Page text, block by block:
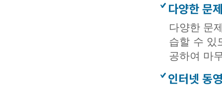
다양한 문
다양한 문
습할 수 있
공하여 마
인터넷 동